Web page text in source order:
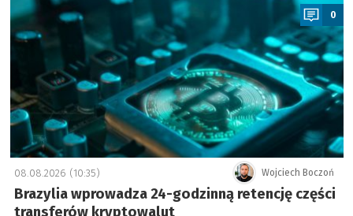
0
Wojciech Boczoń
08.08.2026 (10:35)
Brazylia wprowadza 24-godzinną retencję części
transferów kryptowalut